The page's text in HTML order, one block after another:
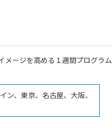
メージを高める１週間プログラム
ン、東京、名古屋、大阪、